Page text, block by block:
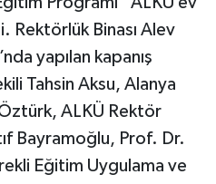
Rektörlük Binası Alev
yapılan kapanış
Tahsin Aksu, Alanya
ALKÜ Rektör
Bayramoğlu, Prof. Dr.
Eğitim Uygulama ve